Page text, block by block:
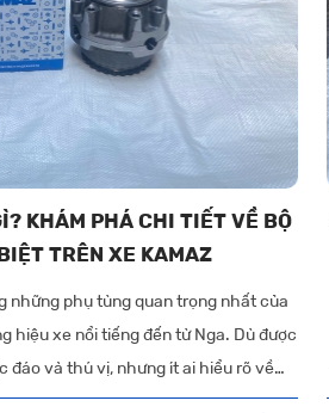
KHÁM PHÁ CHI TIẾT VỀ BỘ
TRÊN XE KAMAZ
những phụ tùng quan trọng nhất của
hiệu xe nổi tiếng đến từ Nga. Dù được
đáo và thú vị, nhưng ít ai hiểu rõ về
cách nhận biết sọ khỉ Kamaz chính